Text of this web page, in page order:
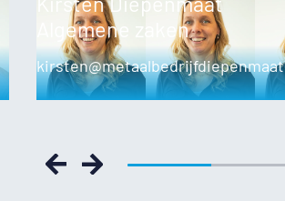
Previous
Algemene zaken
Next